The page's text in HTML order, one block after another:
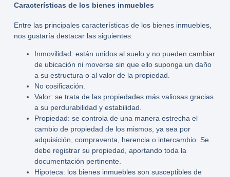
Características de los bienes inmuebles
Entre las principales características de los bienes inmuebles,
nos gustaría destacar las siguientes:
Inmovilidad: están unidos al suelo y no pueden cambiar
de ubicación ni moverse sin que ello suponga un daño
a su estructura o al valor de la propiedad.
No cosificación.
Valor: se trata de las propiedades más valiosas gracias
a su perdurabilidad y estabilidad.
Propiedad: se controla de una manera estrecha el
cambio de propiedad de los mismos, ya sea por
adquisición, compraventa, herencia o intercambio. Se
debe registrar su propiedad, aportando toda la
documentación pertinente.
Hipoteca: los bienes inmuebles son susceptibles de